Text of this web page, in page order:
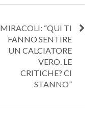
MIRACOLI: “QUI TI
FANNO SENTIRE
UN CALCIATORE
VERO. LE
CRITICHE? CI
STANNO”